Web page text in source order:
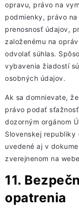
opravu, právo na
podmienky, právo
prenosnosť údajov,
založenému na
odvolať súhlas.
vybavenia žiadostí
osobných údajov.
Ak sa domnievate,
právo podať
dozorným orgánom
Slovenskej republiky
uvedené aj v
zverejnenom na
11.
opatrenia